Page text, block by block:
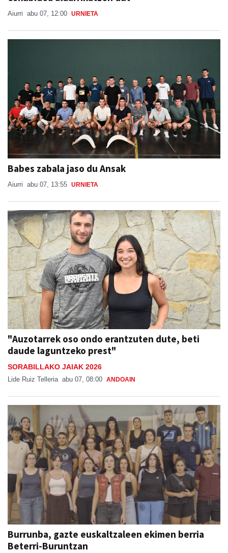
Aiurri abu 07, 12:00 URNIETA
Babes zabala jaso du Ansak
Aiurri abu 07, 13:55 URNIETA
"Auzotarrek oso ondo erantzuten dute, beti
daude laguntzeko prest"
SORABILLAKO JAIAK 2026
Lide Ruiz Telleria abu 07, 08:00 ANDOAIN
Burrunba, gazte euskaltzaleen ekimen berria
Beterri-Buruntzan